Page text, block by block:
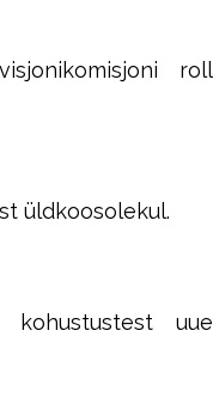
roll
üldkoosolekul.
kohustustest uue